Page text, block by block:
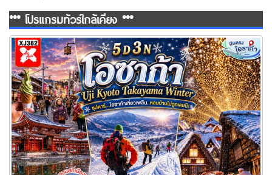
*** โปรแกรมทัวร์ใกล้เคียง ***
ทัวร์โอซาก้าเที่ยวเพลิน..หลบบ้านไม่ถูกเลยนิ! 5 วัน 3 คืน